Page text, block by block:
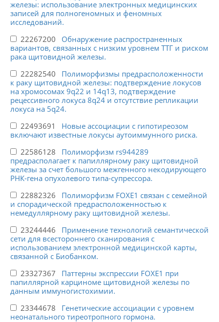
железы: использование электронных медицинских
записей для полногеномных и феномных
исследований.
22267200 Обнаружение распространенных
вариантов, связанных с низким уровнем ТТГ и риском
рака щитовидной железы.
22282540 Полиморфизмы предрасположенности
к раку щитовидной железы: подтверждение локусов
на хромосомах 9q22 и 14q13, подтверждение
рецессивного локуса 8q24 и отсутствие репликации
локуса на 5q24.
22493691 Новые ассоциации с гипотиреозом
включают известные локусы аутоиммунного риска.
22586128 Полиморфизм rs944289
предрасполагает к папиллярному раку щитовидной
железы за счет большого межгенного некодирующего
РНК-гена опухолевого типа-супрессора.
22882326 Полиморфизм FOXE1 связан с семейной
и спорадической предрасположенностью к
немедуллярному раку щитовидной железы.
23244446 Применение технологий семантической
сети для всестороннего сканирования с
использованием электронной медицинской карты,
связанной с Биобанком.
23327367 Паттерны экспрессии FOXE1 при
папиллярной карциноме щитовидной железы по
данным иммуногистохимии.
23344678 Генетические ассоциации с уровнем
неонатального тиреотропного гормона.